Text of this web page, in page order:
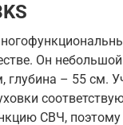
Он
– 55 см.
СВЧ,